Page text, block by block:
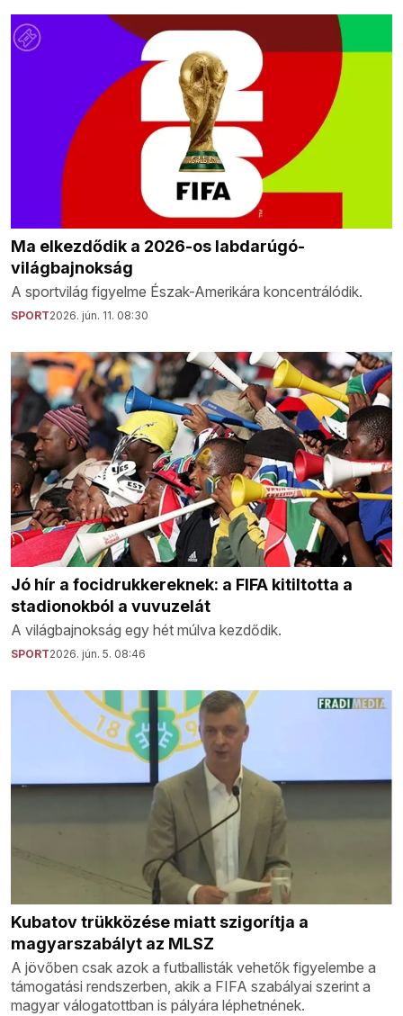
Ma elkezdődik a 2026-os labdarúgó-
világbajnokság
A sportvilág figyelme Észak-Amerikára koncentrálódik.
SPORT2026. jún. 11. 08:30
Jó hír a focidrukkereknek: a FIFA kitiltotta a
stadionokból a vuvuzelát
A világbajnokság egy hét múlva kezdődik.
SPORT2026. jún. 5. 08:46
Kubatov trükközése miatt szigorítja a
magyarszabályt az MLSZ
A jövőben csak azok a futballisták vehetők figyelembe a
támogatási rendszerben, akik a FIFA szabályai szerint a
magyar válogatottban is pályára léphetnének.